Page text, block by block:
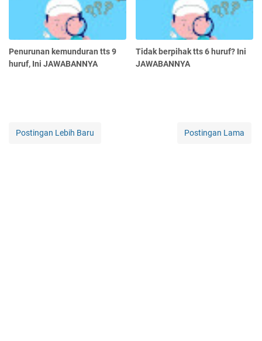
Penurunan kemunduran tts 9
huruf, Ini JAWABANNYA
Tidak berpihak tts 6 huruf? Ini
JAWABANNYA
Postingan Lebih Baru Postingan Lama